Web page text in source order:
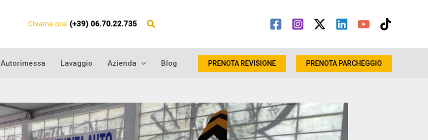
Chiama ora: (+39) 06.70.22.735
Autorimessa Lavaggio Azienda Blog PRENOTA REVISIONE PRENOTA PARCHEGGIO